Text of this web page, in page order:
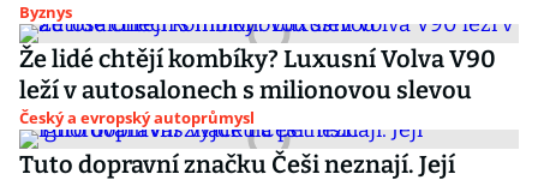
Byznys
Že lidé chtějí kombíky? Luxusní Volva V90
leží v autosalonech s milionovou slevou
Český a evropský autoprůmysl
Tuto dopravní značku Češi neznají. Její